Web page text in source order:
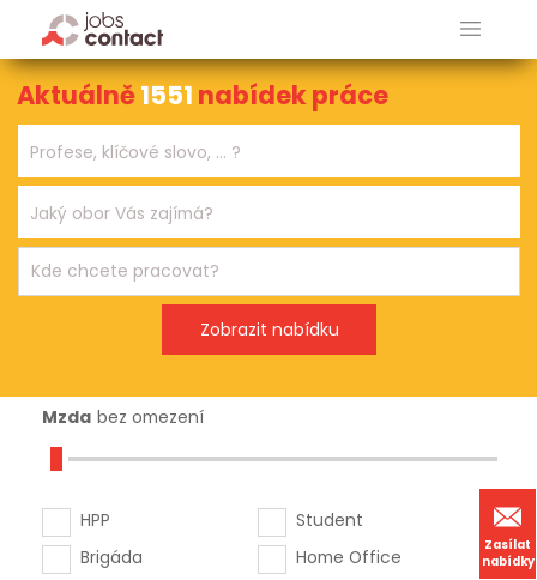
Zasílat
nabídky
Aktuálně1551 nabídek práce
Mzda bez omezení
HPP
Brigáda
Student
Home Office